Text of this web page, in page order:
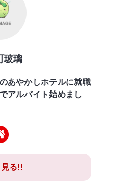
玻璃
あやかしホテルに就職
アルバイト始めまし
る!!